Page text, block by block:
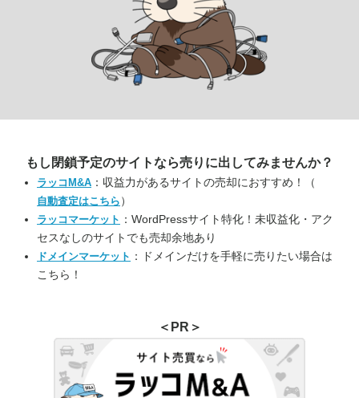
もし閉鎖予定のサイトなら売りに出してみませんか？
ラッコM&A ：収益力があるサイトの売却におすすめ！（
自動査定はこちら ）
ラッコマーケット ：WordPressサイト特化！未収益化・アク
セスなしのサイトでも売却余地あり
ドメインマーケット ：ドメインだけを手軽に売りたい場合は
こちら！
＜PR＞